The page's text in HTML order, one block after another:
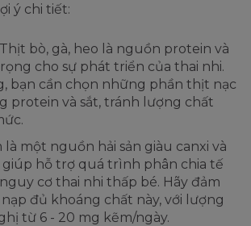
ý chi tiết:
Thịt bò, gà, heo là nguồn protein và
cho sự phát triển của thai nhi.
bạn cần chọn những phần thịt nạc
protein và sắt, tránh lượng chất
là một nguồn hải sản giàu canxi và
giúp hỗ trợ quá trình phân chia tế
cơ thai nhi thấp bé. Hãy đảm
đủ khoáng chất này, với lượng
từ 6 - 20 mg kẽm/ngày.